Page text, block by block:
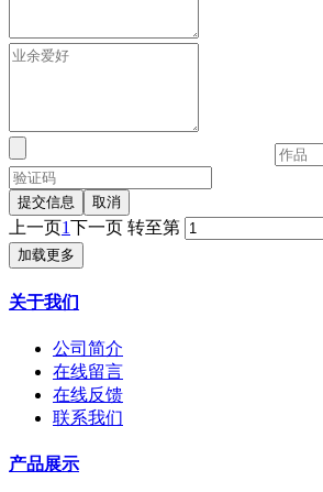
提交信息 取消
上一页1下一页 转至第
加载更多
关于我们
公司简介
在线留言
在线反馈
联系我们
产品展示